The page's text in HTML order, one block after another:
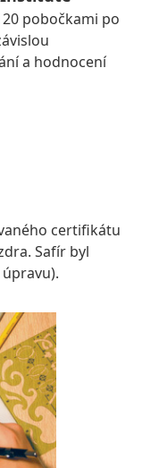
20 pobočkami po
a hodnocení
certifikátu
Safír byl